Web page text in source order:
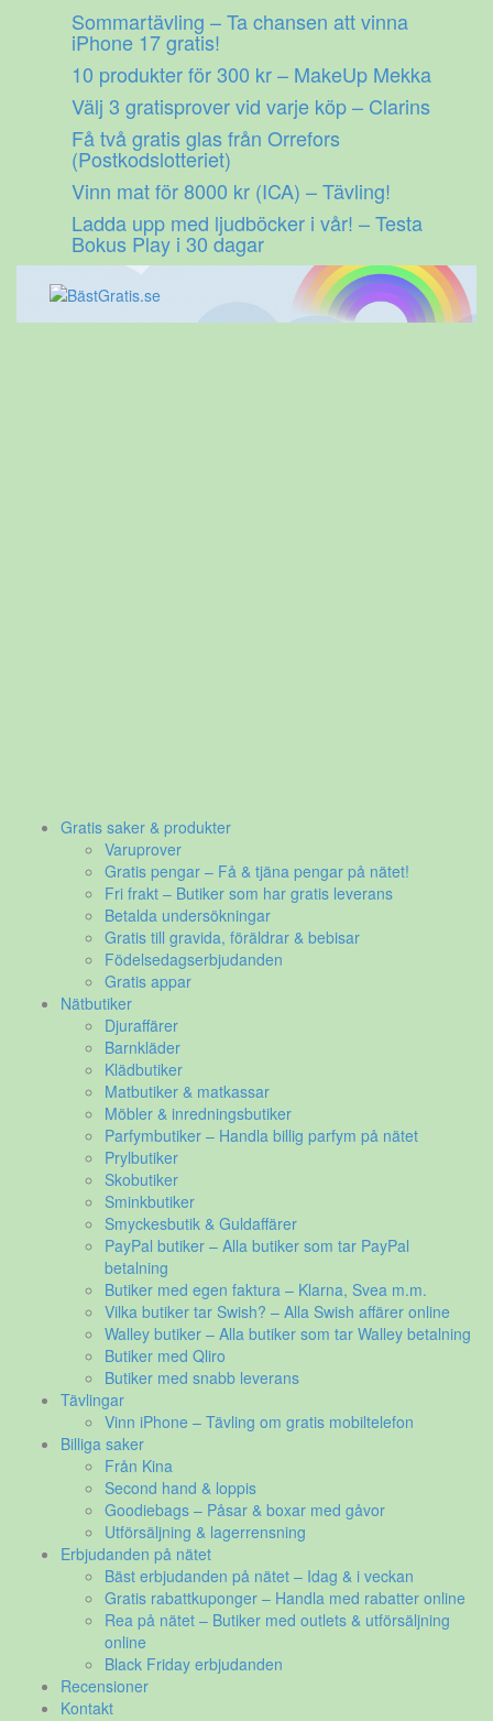
Sommartävling – Ta chansen att vinna
iPhone 17 gratis!
10 produkter för 300 kr – MakeUp Mekka
Välj 3 gratisprover vid varje köp – Clarins
Få två gratis glas från Orrefors
(Postkodslotteriet)
Vinn mat för 8000 kr (ICA) – Tävling!
Ladda upp med ljudböcker i vår! – Testa
Bokus Play i 30 dagar
Gratis saker & produkter
Varuprover
Gratis pengar – Få & tjäna pengar på nätet!
Fri frakt – Butiker som har gratis leverans
Betalda undersökningar
Gratis till gravida, föräldrar & bebisar
Födelsedagserbjudanden
Gratis appar
Nätbutiker
Djuraffärer
Barnkläder
Klädbutiker
Matbutiker & matkassar
Möbler & inredningsbutiker
Parfymbutiker – Handla billig parfym på nätet
Prylbutiker
Skobutiker
Sminkbutiker
Smyckesbutik & Guldaffärer
PayPal butiker – Alla butiker som tar PayPal
betalning
Butiker med egen faktura – Klarna, Svea m.m.
Vilka butiker tar Swish? – Alla Swish affärer online
Walley butiker – Alla butiker som tar Walley betalning
Butiker med Qliro
Butiker med snabb leverans
Tävlingar
Vinn iPhone – Tävling om gratis mobiltelefon
Billiga saker
Från Kina
Second hand & loppis
Goodiebags – Påsar & boxar med gåvor
Utförsäljning & lagerrensning
Erbjudanden på nätet
Bäst erbjudanden på nätet – Idag & i veckan
Gratis rabattkuponger – Handla med rabatter online
Rea på nätet – Butiker med outlets & utförsäljning
online
Black Friday erbjudanden
Recensioner
Kontakt